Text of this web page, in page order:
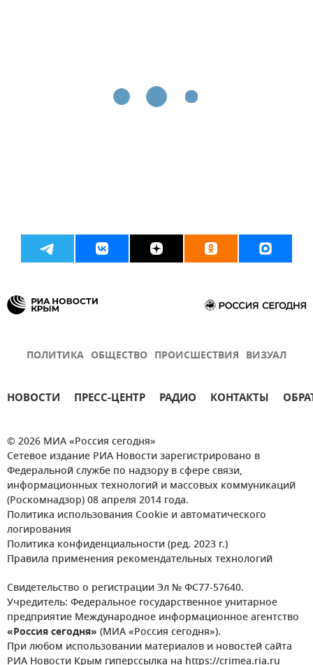
ПОЛИТИКА ОБЩЕСТВО ПРОИСШЕСТВИЯ ВИЗУАЛ
НОВОСТИ ПРЕСС-ЦЕНТР РАДИО КОНТАКТЫ
© 2026 МИА «Россия сегодня»
Сетевое издание РИА Новости зарегистрировано в
Федеральной службе по надзору в сфере связи,
информационных технологий и массовых коммуникаций
(Роскомнадзор) 08 апреля 2014 года.
Политика использования Cookie и автоматического
логирования
Политика конфиденциальности (ред. 2023 г.)
Правила применения рекомендательных технологий
Свидетельство о регистрации Эл № ФС77-57640.
Учредитель: Федеральное государственное унитарное
предприятие Международное информационное агентство
«Россия сегодня» (МИА «Россия сегодня»).
При любом использовании материалов и новостей сайта